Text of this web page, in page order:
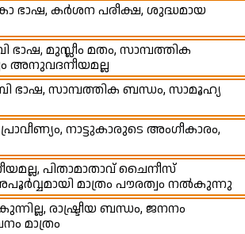
ഭാഷ, കർശന പരീക്ഷ, ശുദ്ധമായ
മുസ്ലീം മതം, സാമ്പത്തിക
അനുവദനീയമല്ല
ഭാഷ, സാമ്പത്തിക ബന്ധം, സാമൂഹ്യ
നാട്ടുകാരുടെ അംഗീകാരം,
പിതാമാതാവ് ചൈനീസ്
മാത്രം പൗരത്വം നൽകുന്നു
രാഷ്ട്രീയ ബന്ധം, ജനനം
മാത്രം